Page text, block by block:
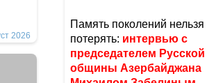
2026
Память поколений нельзя
потерять: интервью с
председателем Русской
общины Азербайджана